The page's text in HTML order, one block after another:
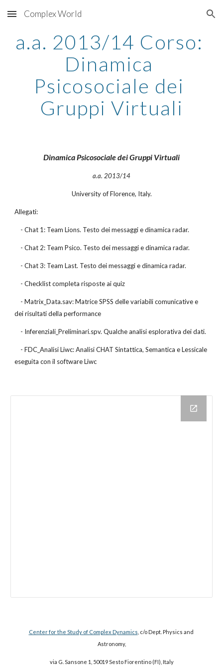
Skip to main content Skip to navigation
Complex World
a.a. 2013/14 Corso:
Dinamica
Psicosociale dei
Gruppi Virtuali
Dinamica Psicosociale dei Gruppi Virtuali
a.a. 2013/14
University of Florence, Italy.
Allegati:
    - Chat 1: Team Lions. Testo dei messaggi e dinamica radar.
    - Chat 2: Team Psico. Testo dei messaggi e dinamica radar.
    - Chat 3: Team Last. Testo dei messaggi e dinamica radar.
    - Checklist completa risposte ai quiz
dei risultati della performance
    - Inferenziali_Preliminari.spv. Qualche analisi esplorativa dei dati.
eseguita con il software Liwc
Center for the Study of Complex Dynamics , c/o Dept. Physics and
Astronomy,
via G. Sansone 1, 50019 Sesto Fiorentino (FI), Italy